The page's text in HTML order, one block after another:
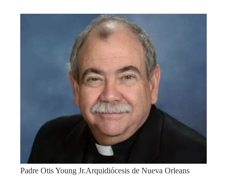
Padre Otis Young Jr.Arquidiócesis de Nueva Orleans